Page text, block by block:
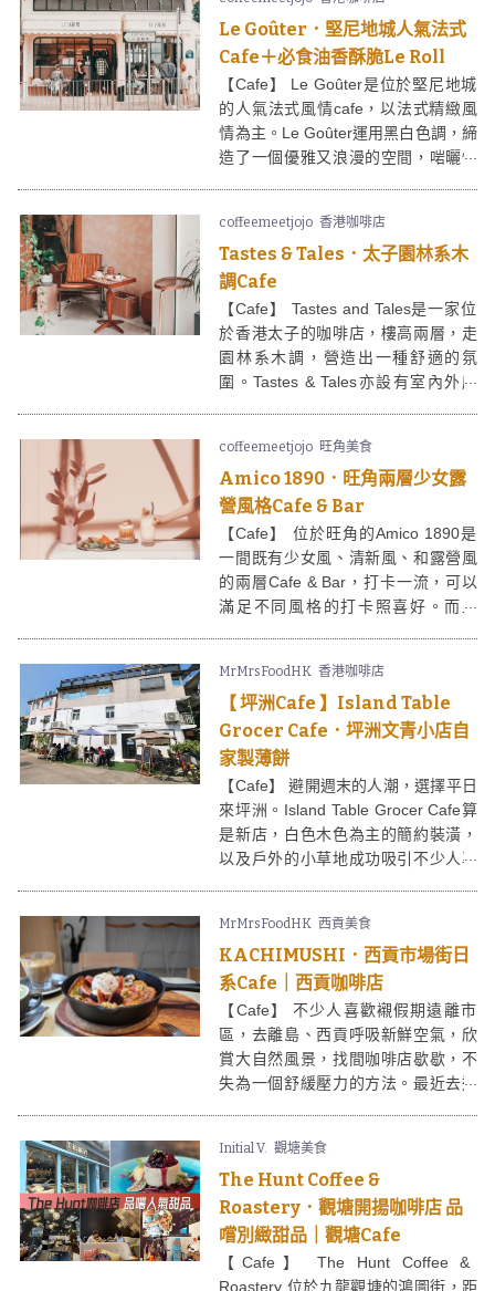
早餐；甜品有布丁、荷蘭鬆餅等，甚
具打卡元素，開業以來都不時見到人
龍，有興趣可以致電查詢或者預約訂
座呢。
Le Goûter．堅尼地城人氣法式
Cafe＋必食油香酥脆Le Roll
【Cafe】 Le Goûter是位於堅尼地城
的人氣法式風情cafe，以法式精緻風
情為主。Le Goûter運用黑白色調，締
造了一個優雅又浪漫的空間，啱曬情
coffeemeetjojo 香港咖啡店
Tastes & Tales．太子園林系木
調Cafe
【Cafe】 Tastes and Tales是一家位
於香港太子的咖啡店，樓高兩層，走
園林系木調，營造出一種舒適的氛
圍。Tastes & Tales亦設有室內外座
coffeemeetjojo 旺角美食
Amico 1890．旺角兩層少女露
營風格Cafe & Bar
【Cafe】 位於旺角的Amico 1890是
一間既有少女風、清新風、和露營風
的兩層Cafe & Bar，打卡一流，可以
滿足不同風格的打卡照喜好。而且
MrMrsFoodHK 香港咖啡店
【 坪洲Cafe 】Island Table
Grocer Cafe．坪洲文青小店自
家製薄餅
【Cafe】 避開週末的人潮，選擇平日
來坪洲。Island Table Grocer Cafe算
是新店，白色木色為主的簡約裝潢，
以及戶外的小草地成功吸引不少人專
如牛角酥、蘋果酥等。坪洲面積不
大，慢慢在島上走一圈，感受真正的
悠閒，也不錯啊。
MrMrsFoodHK 西貢美食
KACHIMUSHI．西貢市場街日
系Cafe｜西貢咖啡店
【Cafe】 不少人喜歡襯假期遠離市
區，去離島、西貢呼吸新鮮空氣，欣
賞大自然風景，找間咖啡店歇歇，不
失為一個舒緩壓力的方法。最近去過
物選擇不算多，但KACHUMUSHI甚有
水準，特別推薦dutch baby
pancake，值得試試啊。
Initial V. 觀塘美食
The Hunt Coffee &
Roastery．觀塘開揚咖啡店 品
嚐別緻甜品｜觀塘Cafe
【Cafe】 The Hunt Coffee &
Roastery 位於九龍觀塘的鴻圖街，距